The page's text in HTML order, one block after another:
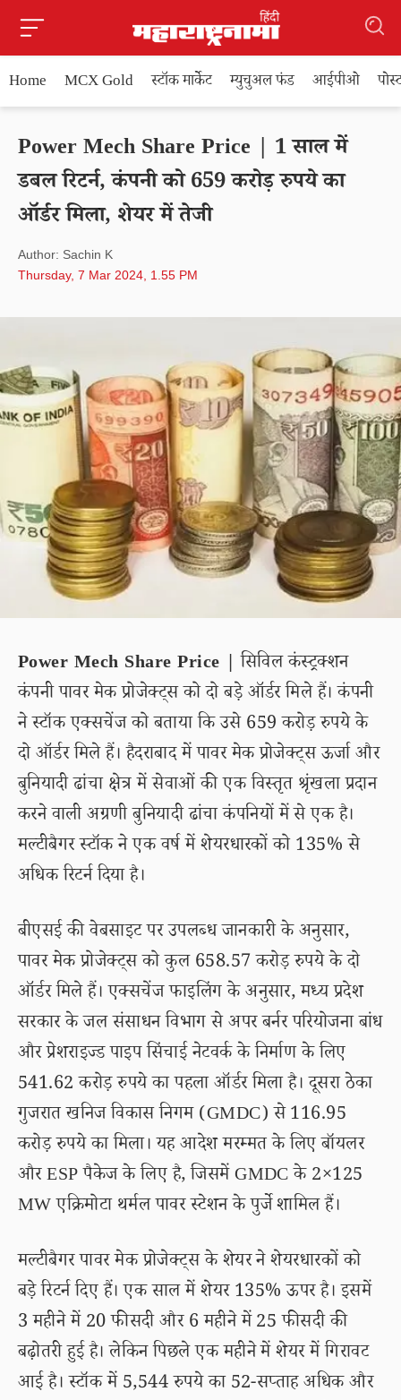
Home MCX Gold स्टॉक मार्केट म्युचुअल फंड आईपीओ
Power Mech Share Price | 1 साल में
डबल रिटर्न, कंपनी को 659 करोड़ रुपये का
ऑर्डर मिला, शेयर में तेजी
Author: Sachin K
Thursday, 7 Mar 2024, 1.55 PM
Power Mech Share Price | सिविल कंस्ट्रक्शन
कंपनी पावर मेक प्रोजेक्ट्स को दो बड़े ऑर्डर मिले हैं। कंपनी
ने स्टॉक एक्सचेंज को बताया कि उसे 659 करोड़ रुपये के
दो ऑर्डर मिले हैं। हैदराबाद में पावर मेक प्रोजेक्ट्स ऊर्जा और
बुनियादी ढांचा क्षेत्र में सेवाओं की एक विस्तृत श्रृंखला प्रदान
करने वाली अग्रणी बुनियादी ढांचा कंपनियों में से एक है।
मल्टीबैगर स्टॉक ने एक वर्ष में शेयरधारकों को 135% से
अधिक रिटर्न दिया है।
बीएसई की वेबसाइट पर उपलब्ध जानकारी के अनुसार,
पावर मेक प्रोजेक्ट्स को कुल 658.57 करोड़ रुपये के दो
ऑर्डर मिले हैं। एक्सचेंज फाइलिंग के अनुसार, मध्य प्रदेश
सरकार के जल संसाधन विभाग से अपर बर्नर परियोजना बांध
और प्रेशराइज्ड पाइप सिंचाई नेटवर्क के निर्माण के लिए
541.62 करोड़ रुपये का पहला ऑर्डर मिला है। दूसरा ठेका
गुजरात खनिज विकास निगम (GMDC) से 116.95
करोड़ रुपये का मिला। यह आदेश मरम्मत के लिए बॉयलर
और ESP पैकेज के लिए है, जिसमें GMDC के 2×125
MW एक्रिमोटा थर्मल पावर स्टेशन के पुर्जे शामिल हैं।
मल्टीबैगर पावर मेक प्रोजेक्ट्स के शेयर ने शेयरधारकों को
बड़े रिटर्न दिए हैं। एक साल में शेयर 135% ऊपर है। इसमें
3 महीने में 20 फीसदी और 6 महीने में 25 फीसदी की
बढ़ोतरी हुई है। लेकिन पिछले एक महीने में शेयर में गिरावट
आई है। स्टॉक में 5,544 रुपये का 52-सप्ताह अधिक और